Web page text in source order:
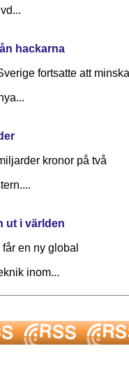
hackarna
fortsatte att minska
kronor på två
ut i världen
en ny global
inom...